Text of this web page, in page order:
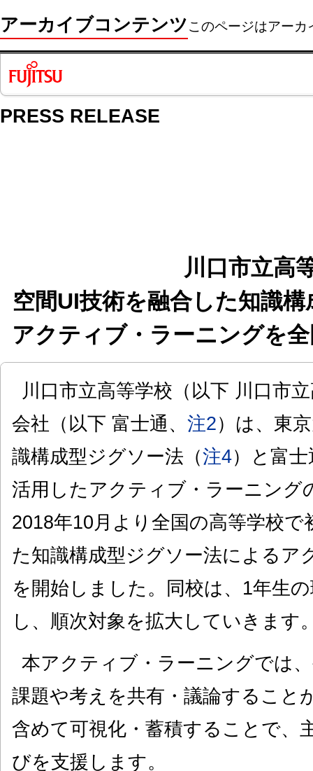
アーカイブコンテンツこのページはアー
PRESS RELEASE
川口市立高
空間UI技術を融合した知識
アクティブ・ラーニングを
川口市立高等学校（以下 川口市
会社（以下 富士通、 注2）は、東
識構成型ジグソー法（注4）と富
活用したアクティブ・ラーニング
2018年10月より全国の高等学校
た知識構成型ジグソー法によるア
を開始しました。同校は、1年生
し、順次対象を拡大していきます
本アクティブ・ラーニングでは
課題や考えを共有・議論すること
含めて可視化・蓄積することで、
びを支援します。